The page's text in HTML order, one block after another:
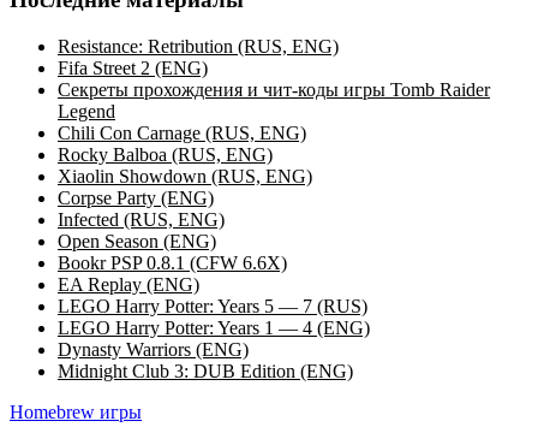
Resistance: Retribution (RUS, ENG)
Fifa Street 2 (ENG)
Секреты прохождения и чит-коды игры Tomb Raider
Legend
Chili Con Carnage (RUS, ENG)
Rocky Balboa (RUS, ENG)
Xiaolin Showdown (RUS, ENG)
Corpse Party (ENG)
Infected (RUS, ENG)
Open Season (ENG)
Bookr PSP 0.8.1 (CFW 6.6X)
EA Replay (ENG)
LEGO Harry Potter: Years 5 — 7 (RUS)
LEGO Harry Potter: Years 1 — 4 (ENG)
Dynasty Warriors (ENG)
Midnight Club 3: DUB Edition (ENG)
Homebrew игры